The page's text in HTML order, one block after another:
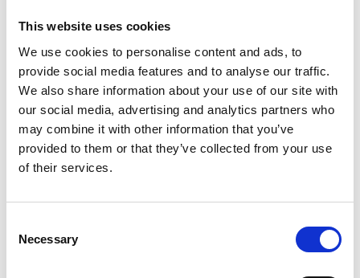
This website uses cookies
We use cookies to personalise content and ads, to
provide social media features and to analyse our traffic.
We also share information about your use of our site with
our social media, advertising and analytics partners who
may combine it with other information that you’ve
provided to them or that they’ve collected from your use
of their services.
Selection
Necessary
SOFFIA LO SPIRITO DI BUDDHA